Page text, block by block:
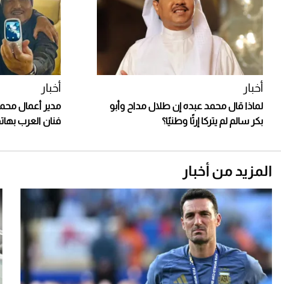
أخبار
لماذا قال محمد عبده إن طلال مداح وأبو
بكر سالم لم يتركا إرثًا وطنيًا؟
أخبار
مدير أعمال
فنان العرب
المزيد من أخبار